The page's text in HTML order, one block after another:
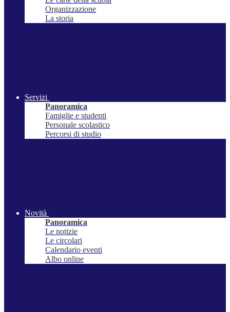
Organizzazione
La storia
Servizi
Panoramica
Famiglie e studenti
Personale scolastico
Percorsi di studio
Novità
Panoramica
Le notizie
Le circolari
Calendario eventi
Albo online